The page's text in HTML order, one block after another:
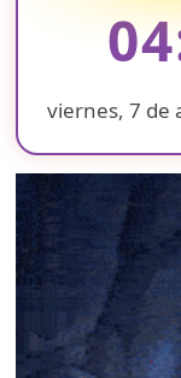
viernes, 7 de